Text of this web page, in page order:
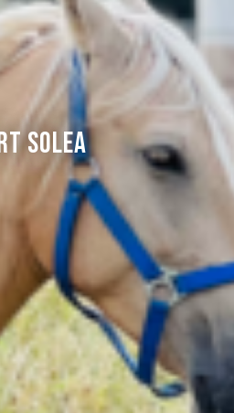
Solea